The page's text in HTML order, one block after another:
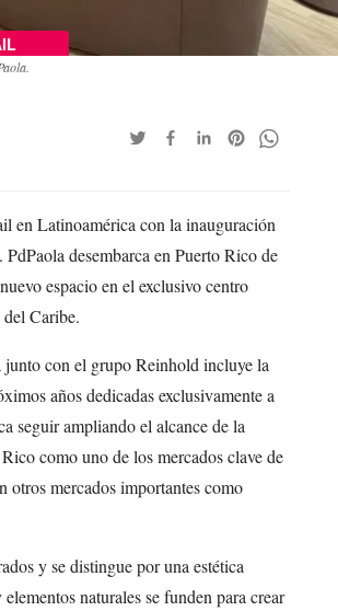
en Latinoamérica con la inauguración
desembarca en Puerto Rico de
espacio en el exclusivo centro
Caribe.
con el grupo Reinhold incluye la
años dedicadas exclusivamente a
seguir ampliando el alcance de la
como uno de los mercados clave de
otros mercados importantes como
y se distingue por una estética
naturales se funden para crear